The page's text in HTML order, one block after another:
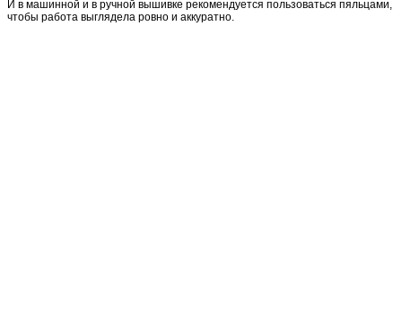
И в машинной и в ручной вышивке рекомендуется пользоваться пяльцами,
чтобы работа выглядела ровно и аккуратно.